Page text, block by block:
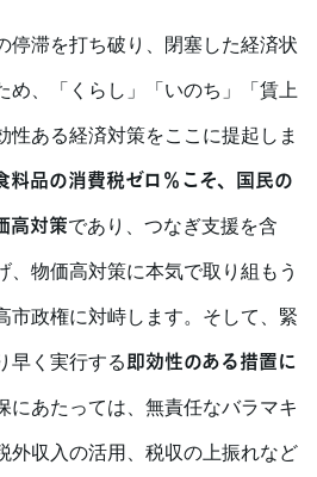
滞を打ち破り、閉塞した経済状
め、「くらし」「いのち」「賃上
性ある経済対策をここに提起しま
料品の消費税ゼロ％こそ、国民の
高対策であり、つなぎ支援を含
、物価高対策に本気で取り組もう
市政権に対峙します。そして、緊
早く実行する即効性のある措置に
にあたっては、無責任なバラマキ
外収入の活用、税収の上振れなど